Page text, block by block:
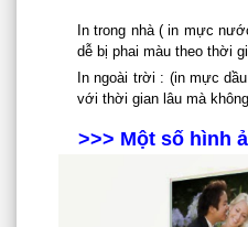
In trong nhà ( in mực
dễ bị phai màu theo thời
In ngoài trời : (in mực
với thời gian lâu mà
>>> Một số hình